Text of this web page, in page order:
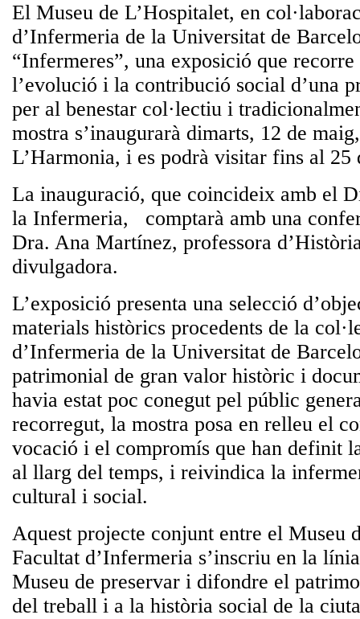
El Museu de L’Hospitalet, en
d’Infermeria de la Universitat de
“Infermeres”, una exposició que
l’evolució i la contribució social d’una
per al benestar col·lectiu i
mostra s’inaugurarà dimarts, 12 de
L’Harmonia, i es podrà visitar fins al 25
La inauguració, que coincideix amb el
la Infermeria, comptarà amb una
Dra. Ana Martínez, professora
divulgadora.
L’exposició presenta una selecció
materials històrics procedents de la
d’Infermeria de la Universitat de
patrimonial de gran valor històric i
havia estat poc conegut pel públic
recorregut, la mostra posa en relleu el
vocació i el compromís que han definit
al llarg del temps, i reivindica la
cultural i social.
Aquest projecte conjunt entre el Museu
Facultat d’Infermeria s’inscriu en la
Museu de preservar i difondre el
del treball i a la història social de la